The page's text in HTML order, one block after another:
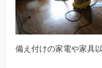
備え付けの家電や家具